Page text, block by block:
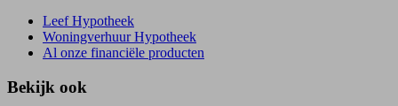
Leef Hypotheek
Woningverhuur Hypotheek
Al onze financiële producten
Bekijk ook